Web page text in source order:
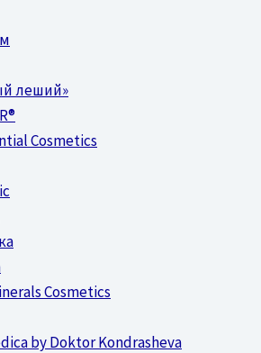
леший»
Cosmetics
Cosmetics
by Doktor Kondrasheva